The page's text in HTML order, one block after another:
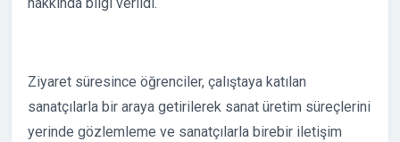
Ziyaret süresince öğrenciler, çalıştaya katılan
sanatçılarla bir araya getirilerek sanat üretim süreçlerini
yerinde gözlemleme ve sanatçılarla birebir iletişim